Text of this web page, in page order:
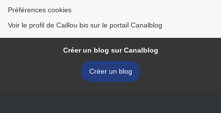
Préférences cookies
Voir le profil de Caillou bis sur le portail Canalblog
Créer un blog sur Canalblog
Créer un blog